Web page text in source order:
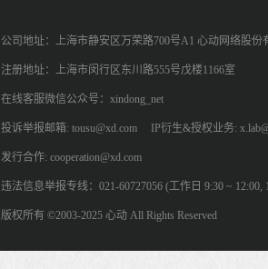
公司地址：上海市静安区万荣路700号A1 心动网络股份
注册地址：上海市闵行区东川路555号戊楼1166室
在线客服微信公众号：xindong_net
投诉举报邮箱: tousu@xd.com IP衍生&授权业务:
发行合作: cooperation@xd.com
违法信息举报专线：021-60727056 (工作日 9:30 ~ 12:00,
版权所有 ©2003-2025 心动 All Rights Reserved